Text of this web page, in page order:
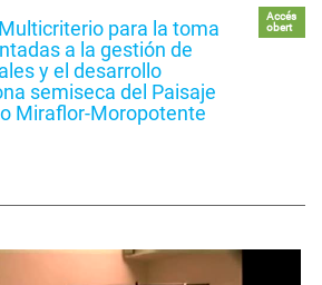
para la toma
a la gestión de
y el desarrollo
semiseca del Paisaje
Miraflor-Moropotente
Accés
obert